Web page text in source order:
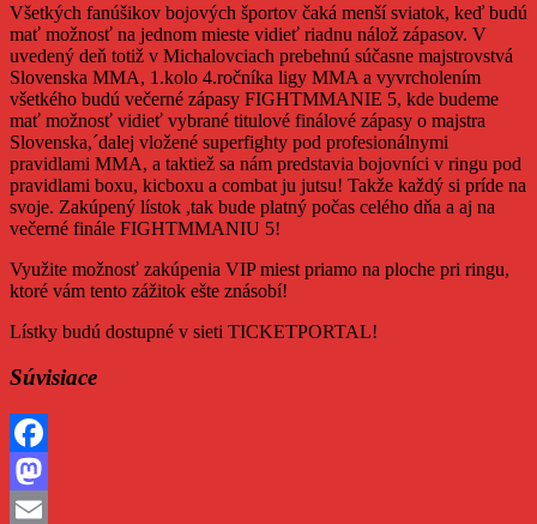
Všetkých fanúšikov bojových športov čaká menší sviatok, keď budú
mať možnosť na jednom mieste vidieť riadnu nálož zápasov. V
uvedený deň totiž v Michalovciach prebehnú súčasne majstrovstvá
Slovenska MMA, 1.kolo 4.ročníka ligy MMA a vyvrcholením
všetkého budú večerné zápasy FIGHTMMANIE 5, kde budeme
mať možnosť vidieť vybrané titulové finálové zápasy o majstra
Slovenska,´dalej vložené superfighty pod profesionálnymi
pravidlami MMA, a taktiež sa nám predstavia bojovníci v ringu pod
pravidlami boxu, kicboxu a combat ju jutsu! Takže každý si príde na
svoje. Zakúpený lístok ,tak bude platný počas celého dňa a aj na
večerné finále FIGHTMMANIU 5!
Využite možnosť zakúpenia VIP miest priamo na ploche pri ringu,
ktoré vám tento zážitok ešte znásobí!
Lístky budú dostupné v sieti TICKETPORTAL!
Súvisiace
Facebook
Mastodon